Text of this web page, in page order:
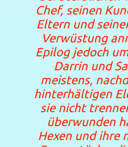
Chef, seinen
Eltern und
Verwüstung
Epilog jedoch
Darrin und
meistens,
hinterhältigen
sie nicht
überwunden
Hexen und ihre